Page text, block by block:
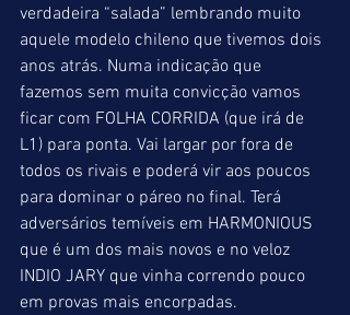
verdadeira “salada” lembrando muito
aquele modelo chileno que tivemos dois
anos atrás. Numa indicação que
fazemos sem muita convicção vamos
ficar com FOLHA CORRIDA (que irá de
L1) para ponta. Vai largar por fora de
todos os rivais e poderá vir aos poucos
para dominar o páreo no final. Terá
adversários temíveis em HARMONIOUS
que é um dos mais novos e no veloz
INDIO JARY que vinha correndo pouco
em provas mais encorpadas.